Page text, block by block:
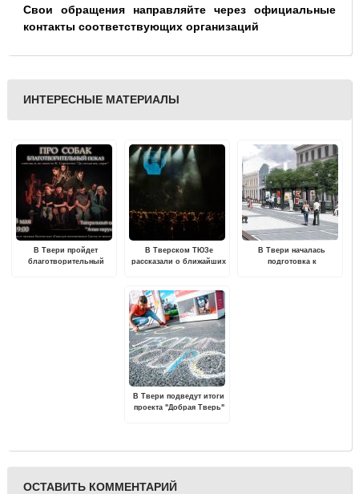
Свои обращения направляйте через официальные
контакты соответствующих организаций
ИНТЕРЕСНЫЕ МАТЕРИАЛЫ
В Твери пройдет
благотворительный
В Тверском ТЮЗе
рассказали о ближайших
В Твери началась
подготовка к
В Твери подведут итоги
проекта "Добрая Тверь"
ОСТАВИТЬ КОММЕНТАРИЙ